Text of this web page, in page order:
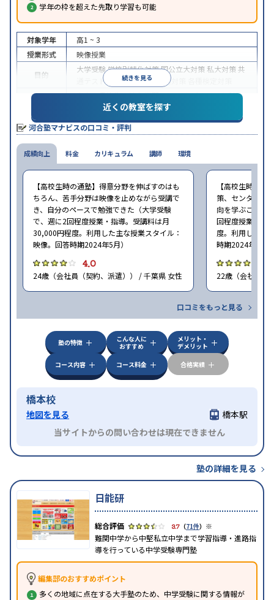
学年の枠を超えた先取り学習も可能
続きを見る
対象学年
高1 ~ 3
授業形式
映像授業
目的
大学受験学校別特化対策国公立大対策 私大対策共
通テスト対策
英検(英語検定)対策
中高一貫校生に対応学習にPC・タブレットを利用
1科目から受講可能季節講習のみの受講可
※2024年6月調査。大学受験塾・予備校のアンケート調査方法を参照
近くの教室を探す
河合塾マナビスの口コミ・評判
成績向上
【高校生時の通塾】得意分野を伸ばすのはも
ちろん、苦手分野は映像を止めながら受講で
き、自分のペースで勉強できた（大学受験
で、週に2回程度授業・指導。受講料は月
30,000円程度。利用した主な授業スタイル：
映像。回答時期2024年5月）
4.0
24歳（会社員（契約、派遣）） / 千葉県 女性
【高校生時の通
策、センター試
向を学ぶことが
回程度授業・指
度。利用した主
時期2024年5月）
22歳（会社員<
口コミをもっと見る
料金 カリキュラム 講師 環境
塾の特徴
こんな人に
おすすめ
メリット・
デメリット
コース内容
コース料金 合格実績
橋本校
地図を見る
橋本駅
当サイトからの問い合わせは現在できません
塾の詳細を見る
日能研
3.7 （71件） ※
難関中学から中堅私立中学まで学習指導・進路指
導を行っている中学受験専門塾
編集部のおすすめポイント
多くの地域に点在する大手塾のため、中学受験に関する情報が